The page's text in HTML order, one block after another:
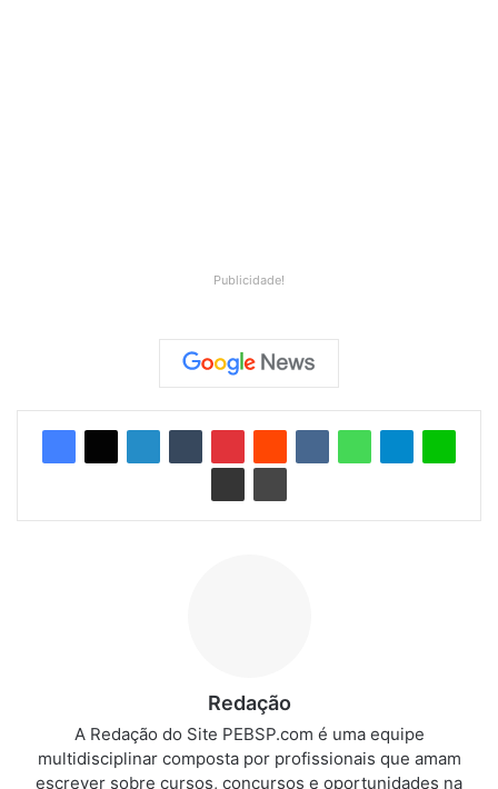
Publicidade!
Redação
A Redação do Site PEBSP.com é uma equipe
multidisciplinar composta por profissionais que amam
escrever sobre cursos, concursos e oportunidades na